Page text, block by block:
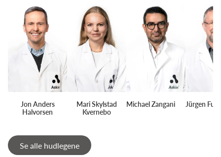
Jon Anders
Halvorsen
Mari Skylstad
Kvernebo
Michael Zangani Jürgen
Se alle hudlegene